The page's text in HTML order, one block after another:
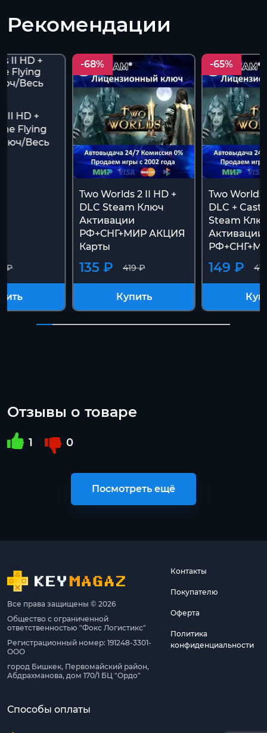
Рекомендации
II HD +
Flying
Весь
₽
-68%
Two Worlds 2 II HD +
DLC Steam Ключ
Активации
РФ+СНГ+МИР АКЦИЯ
Карты
419 ₽
135 ₽
Купить
-65%
Two Worlds
DLC +
Steam
Активации
149 ₽
Отзывы о товаре
1 0
Посмотреть ещё
Все права защищены © 2026
Общество с ограниченной
ответственностью "Фокс Логистикс"
Регистрационный номер: 191248-3301-
ООО
город Бишкек, Первомайский район,
Абдрахманова, дом 170/1 БЦ "Ордо"
Контакты
Покупателю
Оферта
Политика
конфиденциальности
Способы оплаты